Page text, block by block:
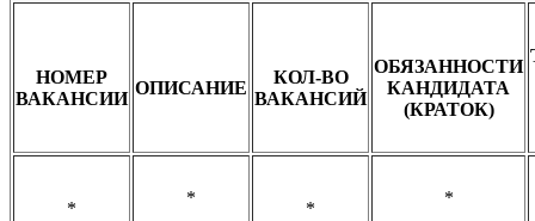
НОМЕР
ВАКАНСИИ
ОПИСАНИЕ
КОЛ-ВО
ВАКАНСИЙ
ОБЯЗАННОСТИ
КАНДИДАТА
(КРАТОК)
*
*
*
*